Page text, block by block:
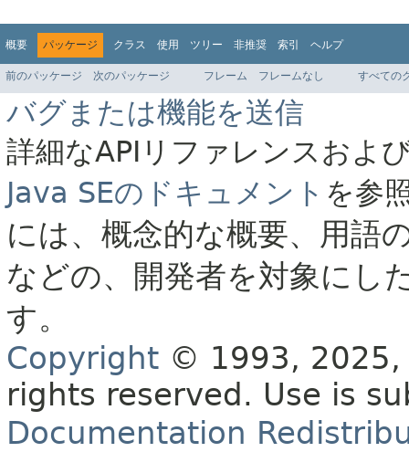
概要 パッケージ クラス 使用 ツリー 非推奨 索引 ヘルプ
前のパッケージ 次のパッケージ フレーム フレームなし すべての
バグまたは機能を送信
詳細なAPIリファレンスおよ
Java SEのドキュメント を参
には、概念的な概要、用語
などの、開発者を対象にし
す。
Copyright © 1993,
rights reserved. Use is
Documentation